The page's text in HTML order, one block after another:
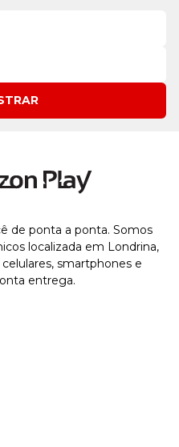
de ponta a ponta. Somos
localizada em Londrina,
smartphones e
entrega.